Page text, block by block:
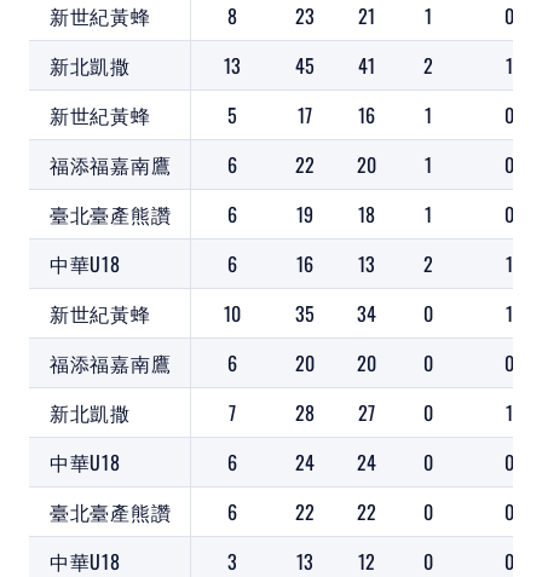
新世紀黃蜂
8 23 21 1
0
新北凱撒
13 45 41 2
1
新世紀黃蜂
5 17 16 1
0
福添福嘉南鷹
6 22 20 1
0
臺北臺產熊讚
6 19 18 1
0
中華U18
6 16 13 2
1
新世紀黃蜂
10 35 34 0
1
福添福嘉南鷹
6 20 20 0
0
新北凱撒
7 28 27 0
1
中華U18
6 24 24 0
0
臺北臺產熊讚
6 22 22 0
0
中華U18
3 13 12 0
0